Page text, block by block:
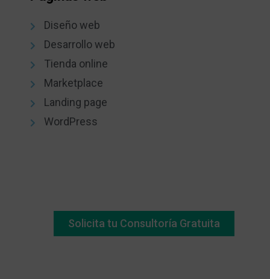
Diseño web
Desarrollo web
Tienda online
Marketplace
Landing page
WordPress
Solicita tu Consultoría Gratuita